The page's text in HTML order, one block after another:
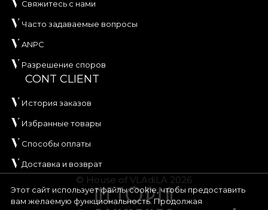
Этот сайт использует файлы cookie, чтобы предоставить
вам желаемую функциональность. Продолжая
Свяжитесь с нами
Часто задаваемые вопросы
ANPC
Разрешение споров
CONT CLIENT
История заказов
Избранные товары
Способы оплаты
Доставка и возврат
© House of VLAdiLA 2026